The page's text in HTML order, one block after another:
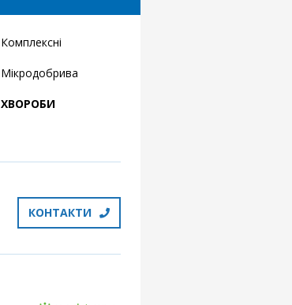
Комплексні
Мікродобрива
ХВОРОБИ
КОНТАКТИ